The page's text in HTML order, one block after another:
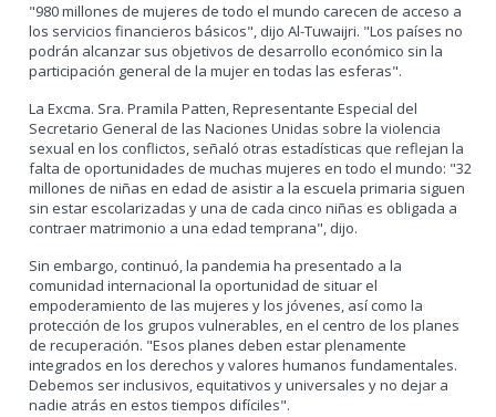
"980 millones de mujeres de todo el mundo carecen de acceso a
los servicios financieros básicos", dijo Al-Tuwaijri. "Los países no
podrán alcanzar sus objetivos de desarrollo económico sin la
participación general de la mujer en todas las esferas".
La Excma. Sra. Pramila Patten, Representante Especial del
Secretario General de las Naciones Unidas sobre la violencia
sexual en los conflictos, señaló otras estadísticas que reflejan la
falta de oportunidades de muchas mujeres en todo el mundo: "32
millones de niñas en edad de asistir a la escuela primaria siguen
sin estar escolarizadas y una de cada cinco niñas es obligada a
contraer matrimonio a una edad temprana", dijo.
Sin embargo, continuó, la pandemia ha presentado a la
comunidad internacional la oportunidad de situar el
empoderamiento de las mujeres y los jóvenes, así como la
protección de los grupos vulnerables, en el centro de los planes
de recuperación. "Esos planes deben estar plenamente
integrados en los derechos y valores humanos fundamentales.
Debemos ser inclusivos, equitativos y universales y no dejar a
nadie atrás en estos tiempos difíciles".